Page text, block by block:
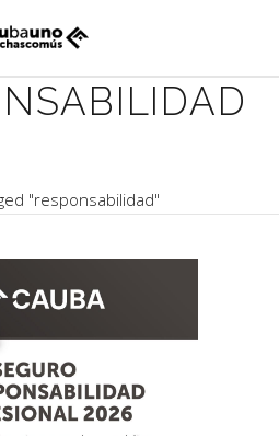
"responsabilidad"